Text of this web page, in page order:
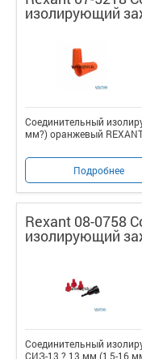
изолирующий
Соединительный
мм?) оранжевый
Подробнее
Rexant 08-0758
изолирующий
Соединительный
СИЗ-13 ? 13 мм (1,5-16